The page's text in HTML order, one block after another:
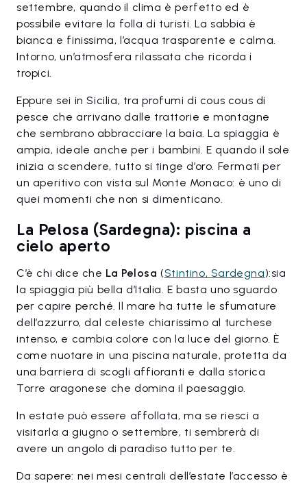
settembre, quando il clima è perfetto ed è
possibile evitare la folla di turisti. La sabbia è
bianca e finissima, l’acqua trasparente e calma.
Intorno, un’atmosfera rilassata che ricorda i
tropici.
Eppure sei in Sicilia, tra profumi di cous cous di
pesce che arrivano dalle trattorie e montagne
che sembrano abbracciare la baia. La spiaggia è
ampia, ideale anche per i bambini. E quando il sole
inizia a scendere, tutto si tinge d’oro. Fermati per
un aperitivo con vista sul Monte Monaco: è uno di
quei momenti che non si dimenticano.
La Pelosa (Sardegna): piscina a
cielo aperto
C’è chi dice che La Pelosa (Stintino, Sardegna):sia
la spiaggia più bella d’Italia. E basta uno sguardo
per capire perché. Il mare ha tutte le sfumature
dell’azzurro, dal celeste chiarissimo al turchese
intenso, e cambia colore con la luce del giorno. È
come nuotare in una piscina naturale, protetta da
una barriera di scogli affioranti e dalla storica
Torre aragonese che domina il paesaggio.
In estate può essere affollata, ma se riesci a
visitarla a giugno o settembre, ti sembrerà di
avere un angolo di paradiso tutto per te.
Da sapere: nei mesi centrali dell’estate l’accesso è